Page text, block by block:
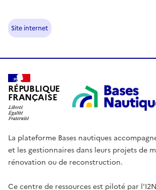
Site internet
RÉPUBLIQUE
FRANÇAISE
La plateforme Bases nautiques
et les gestionnaires dans leurs projets de
rénovation ou de reconstruction.
Ce centre de ressources est piloté par